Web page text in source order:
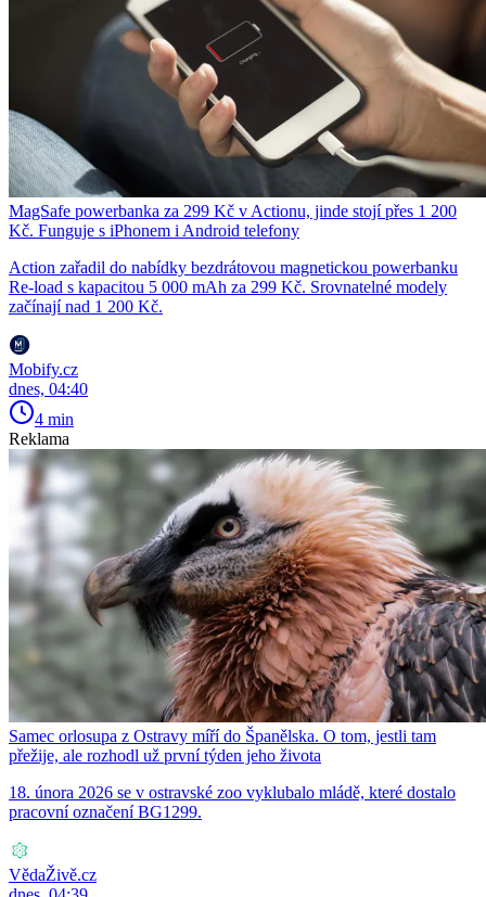
MagSafe powerbanka za 299 Kč v Actionu, jinde stojí přes 1 200
Kč. Funguje s iPhonem i Android telefony
Action zařadil do nabídky bezdrátovou magnetickou powerbanku
Re-load s kapacitou 5 000 mAh za 299 Kč. Srovnatelné modely
začínají nad 1 200 Kč.
Mobify.cz
dnes, 04:40
4 min
Reklama
Samec orlosupa z Ostravy míří do Španělska. O tom, jestli tam
přežije, ale rozhodl už první týden jeho života
18. února 2026 se v ostravské zoo vyklubalo mládě, které dostalo
pracovní označení BG1299.
VědaŽivě.cz